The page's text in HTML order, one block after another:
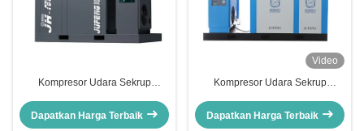
Kompresor Udara Sekrup
Jufeng
Dapatkan Harga Terbaik
Video
Kompresor Udara Sekrup
Jufeng 100kw 30bar
Dapatkan Harga Terbaik